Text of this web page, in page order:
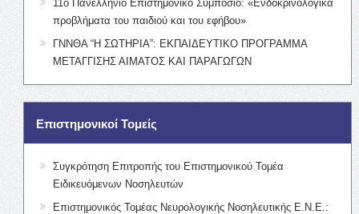
11ο Πανελλήνιο Επιστημονικό Συμπόσιο: «Ενδοκρινολογικά
προβλήματα του παιδιού και του εφήβου»
ΓΝΝΘΑ “Η ΣΩΤΗΡΙΑ”: ΕΚΠΑΙΔΕΥΤΙΚΟ ΠΡΟΓΡΑΜΜΑ
ΜΕΤΑΓΓΙΣΗΣ ΑΙΜΑΤΟΣ ΚΑΙ ΠΑΡΑΓΩΓΩΝ
Επιστημονικοί Τομείς
Συγκρότηση Επιτροπής του Επιστημονικού Τομέα
Ειδικευόμενων Νοσηλευτών
Επιστημονικός Τομέας Νευρολογικής Νοσηλευτικής Ε.Ν.Ε.: